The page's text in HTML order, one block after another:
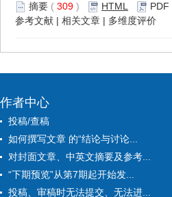
摘要 ( 309 ) HTML PDF
参考文献 | 相关文章 | 多维度评价
作者中心
投稿/查稿
如何撰写文章 的“结论与讨论...
对封面文章、中英文摘要及参考...
“下期预览”从第7期起开始发...
投稿、审稿时无法提交、无法进...